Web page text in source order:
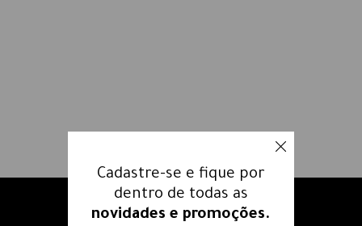
Receba nossos e-mails e fique
Cadastre-se e fique por
dentro de todas as
novidades e promoções.